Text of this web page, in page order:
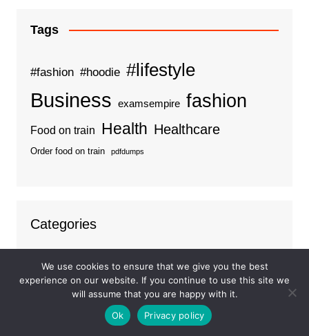
Tags
#fashion #hoodie #lifestyle
Business examsempire fashion
Food on train Health Healthcare
Order food on train pdfdumps
Categories
Ideas
We use cookies to ensure that we give you the best
experience on our website. If you continue to use this site we
will assume that you are happy with it.
Ok
Privacy policy